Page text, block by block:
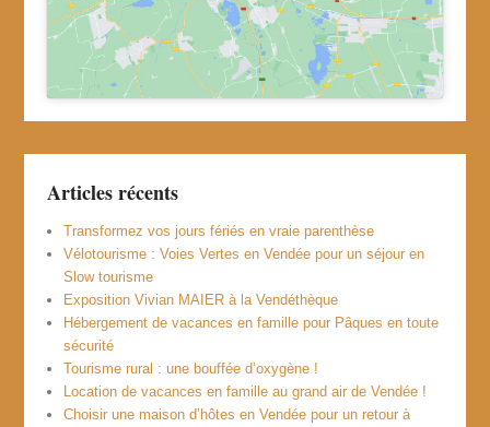
Articles récents
Transformez vos jours fériés en vraie parenthèse
Vélotourisme : Voies Vertes en Vendée pour un séjour en
Slow tourisme
Exposition Vivian MAIER à la Vendéthèque
Hébergement de vacances en famille pour Pâques en toute
sécurité
Tourisme rural : une bouffée d’oxygène !
Location de vacances en famille au grand air de Vendée !
Choisir une maison d’hôtes en Vendée pour un retour à